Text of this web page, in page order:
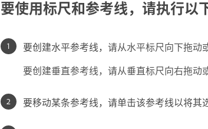
要使用标尺和参考线，请执行以
要创建水平参考线， 请从水平标尺向下拖动
要创建垂直参考线，请从垂直标尺向右拖动
要移动某条参考线，请单击该参考线以将其